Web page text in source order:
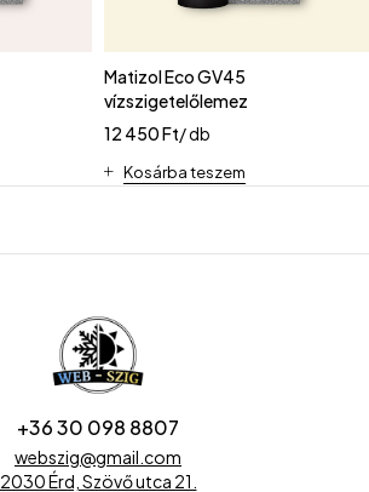
Matizol Eco GV45
vízszigetelőlemez
12 450Ft/ db
Kosárba teszem
+36 30 098 8807
webszig@gmail.com
2030 Érd, Szövő utca 21.